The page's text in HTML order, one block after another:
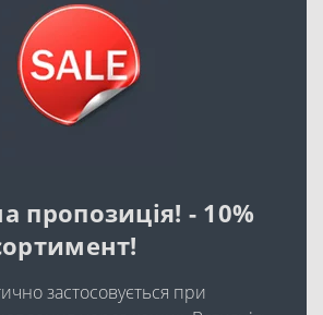
пропозиція! - 10%
застосовується при